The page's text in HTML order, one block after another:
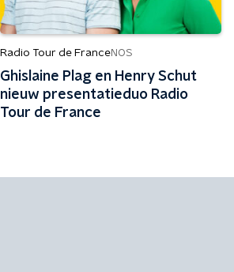
Radio Tour de FranceNOS
Ghislaine Plag en Henry Schut
nieuw presentatieduo Radio
Tour de France